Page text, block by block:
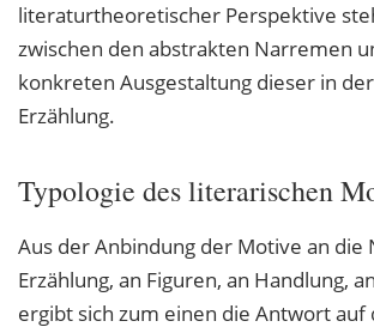
literaturtheoretischer Perspektive
zwischen den abstrakten Narremen
konkreten Ausgestaltung dieser in
Erzählung.
Typologie des literarischen
Aus der Anbindung der Motive an
Erzählung, an Figuren, an Handlung,
ergibt sich zum einen die Antwort auf